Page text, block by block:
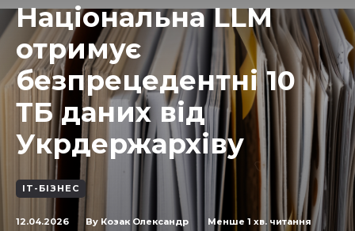
Національна LLM
отримує
безпрецедентні 10
ТБ даних від
Укрдержархіву
IT-БІЗНЕС
12.04.2026 By Козак Олександр Менше 1 хв. читання